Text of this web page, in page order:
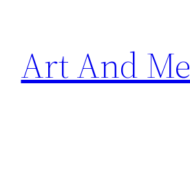
content
Art And Me